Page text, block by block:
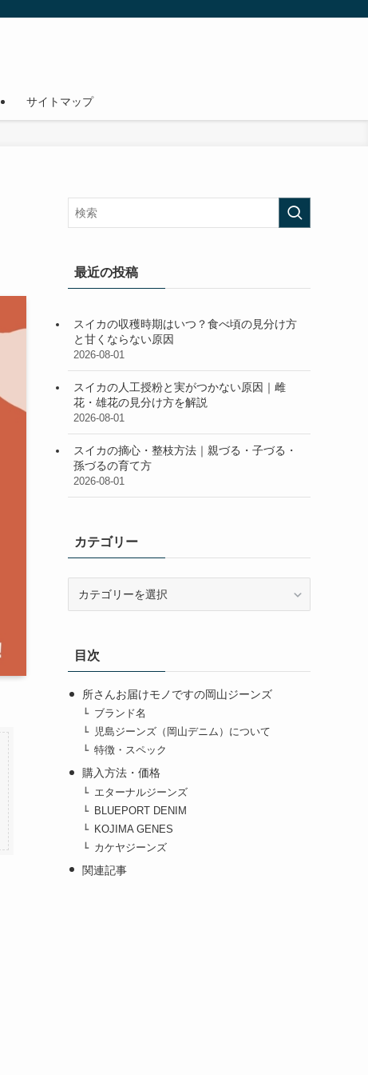
サイトマップ
最近の投稿
スイカの収穫時期はいつ？食べ頃の見分け方
と甘くならない原因
2026-08-01
スイカの人工授粉と実がつかない原因｜雌
花・雄花の見分け方を解説
2026-08-01
スイカの摘心・整枝方法｜親づる・子づる・
孫づるの育て方
2026-08-01
カテゴリー
ー目次
所さんお届けモノですの岡山ジーンズ
ブランド名
児島ジーンズ（岡山デニム）について
特徴・スペック
購入方法・価格
エターナルジーンズ
BLUEPORT DENIM
KOJIMA GENES
カケヤジーンズ
関連記事